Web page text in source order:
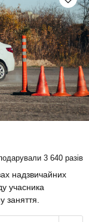
3 640 разів
надзвичайних
учасника
заняття.